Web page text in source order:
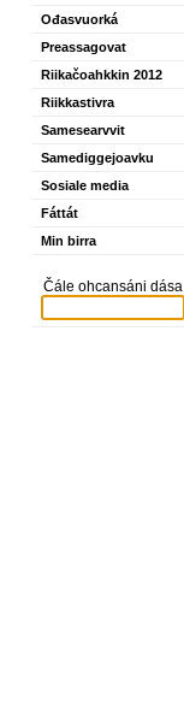
Ođasvuorká
Preassagovat
Riikačoahkkin 2012
Riikkastivra
Samesearvvit
Samediggejoavku
Sosiale media
Fáttát
Min birra
Čále ohcansáni dása